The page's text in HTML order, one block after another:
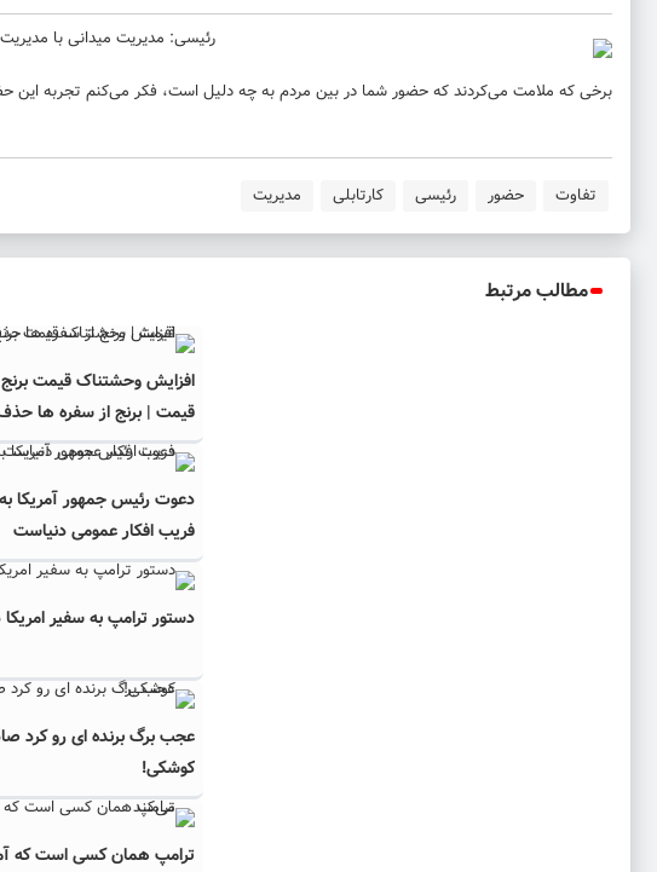
برخی که ملامت می‌کردند که حضور شما در بین مردم به چه دلیل است، فکر می‌کنم تجربه این
تفاوت حضور رئیسی کارتابلی مدیریت
مطالب مرتبط
افزایش وحشتناک قیمت
قیمت | برنج از سفره ها
دعوت رئیس جمهور آمریکا به
فریب افکار عمومی دنیاست
دستور ترامپ به سفیر امریکا
عجب برگ برنده ای رو کرد
کوشکی!
ترامپ همان‌ کسی است که